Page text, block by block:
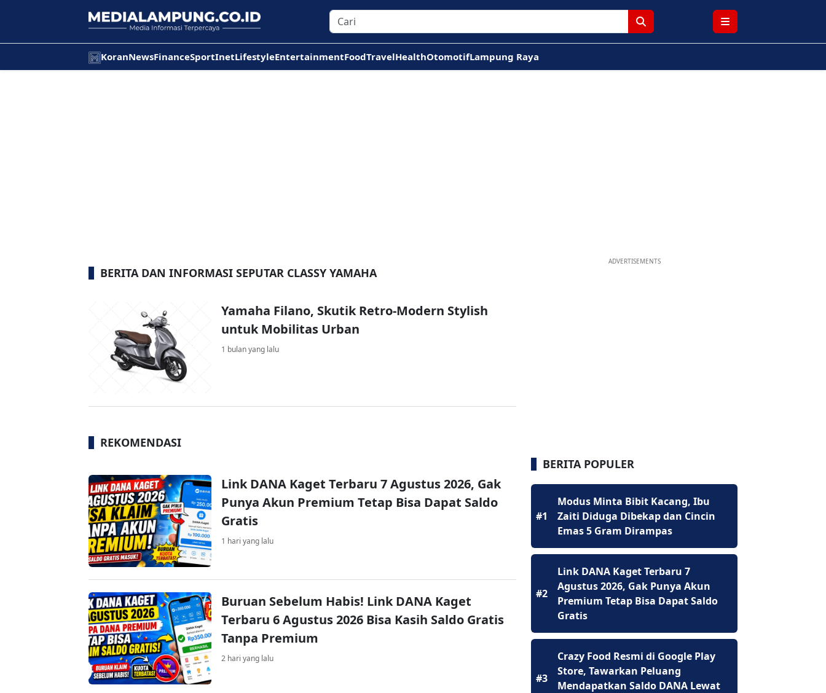
KoranNewsFinanceSportInetLifestyleEntertainmentFoodTravelHealthOtomotifLampung Raya
BERITA DAN INFORMASI SEPUTAR CLASSY YAMAHA
Yamaha Filano, Skutik Retro-Modern Stylish
untuk Mobilitas Urban
1 bulan yang lalu
REKOMENDASI
Link DANA Kaget Terbaru 7 Agustus 2026, Gak
Punya Akun Premium Tetap Bisa Dapat Saldo
Gratis
1 hari yang lalu
Buruan Sebelum Habis! Link DANA Kaget
Terbaru 6 Agustus 2026 Bisa Kasih Saldo Gratis
Tanpa Premium
2 hari yang lalu
ADVERTISEMENTS
BERITA POPULER
#1
Modus Minta Bibit Kacang, Ibu
Zaiti Diduga Dibekap dan Cincin
Emas 5 Gram Dirampas
#2
Link DANA Kaget Terbaru 7
Agustus 2026, Gak Punya Akun
Premium Tetap Bisa Dapat Saldo
Gratis
#3
Crazy Food Resmi di Google Play
Store, Tawarkan Peluang
Mendapatkan Saldo DANA Lewat